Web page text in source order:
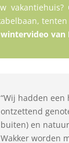
van
“Wij hadden
ontzettend
buiten) en
Wakker worden